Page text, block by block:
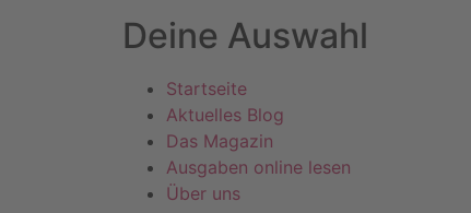
Deine Auswahl
Startseite
Aktuelles Blog
Das Magazin
Ausgaben online lesen
Über uns